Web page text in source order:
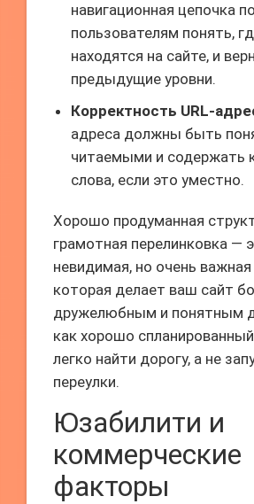
навигационная цепочка
пользователям понять,
находятся на сайте, и
предыдущие уровни.
Корректность URL-
адреса должны быть
читаемыми и содержать
слова, если это уместно.
Хорошо продуманная
грамотная перелинковка —
невидимая, но очень
которая делает ваш сайт
дружелюбным и понятным
как хорошо
легко найти дорогу, а не
переулки.
Юзабилити и
коммерческие
факторы